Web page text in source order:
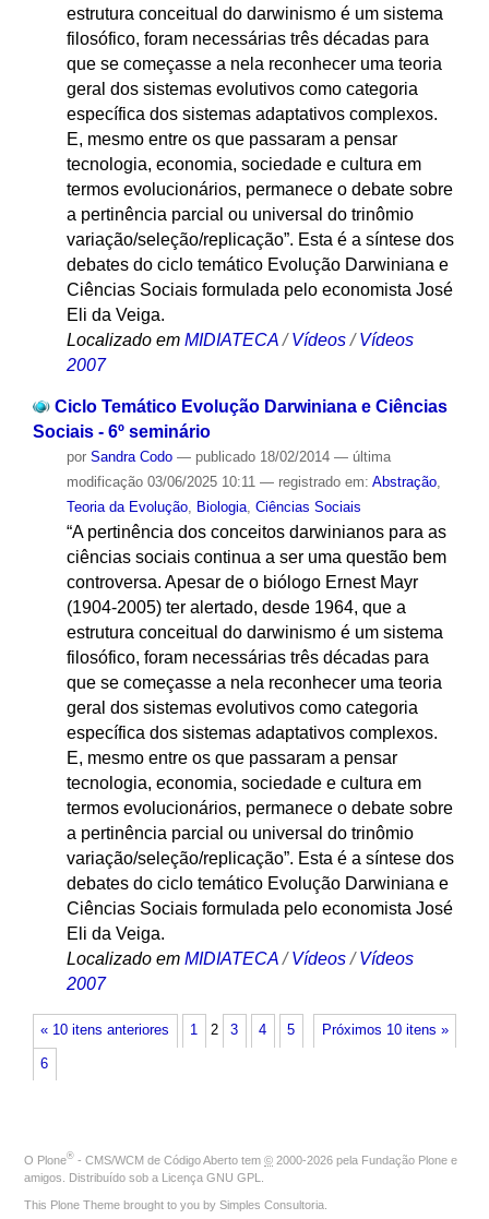
estrutura conceitual do darwinismo é um sistema
filosófico, foram necessárias três décadas para
que se começasse a nela reconhecer uma teoria
geral dos sistemas evolutivos como categoria
específica dos sistemas adaptativos complexos.
E, mesmo entre os que passaram a pensar
tecnologia, economia, sociedade e cultura em
termos evolucionários, permanece o debate sobre
a pertinência parcial ou universal do trinômio
variação/seleção/replicação”. Esta é a síntese dos
debates do ciclo temático Evolução Darwiniana e
Ciências Sociais formulada pelo economista José
Eli da Veiga.
Localizado em MIDIATECA /Vídeos /Vídeos
2007
Ciclo Temático Evolução Darwiniana e Ciências
Sociais - 6º seminário
por Sandra Codo — publicado18/02/2014 — última
modificação03/06/2025 10:11 — registrado em: Abstração,
Teoria da Evolução, Biologia, Ciências Sociais
“A pertinência dos conceitos darwinianos para as
ciências sociais continua a ser uma questão bem
controversa. Apesar de o biólogo Ernest Mayr
(1904-2005) ter alertado, desde 1964, que a
estrutura conceitual do darwinismo é um sistema
filosófico, foram necessárias três décadas para
que se começasse a nela reconhecer uma teoria
geral dos sistemas evolutivos como categoria
específica dos sistemas adaptativos complexos.
E, mesmo entre os que passaram a pensar
tecnologia, economia, sociedade e cultura em
termos evolucionários, permanece o debate sobre
a pertinência parcial ou universal do trinômio
variação/seleção/replicação”. Esta é a síntese dos
debates do ciclo temático Evolução Darwiniana e
Ciências Sociais formulada pelo economista José
Eli da Veiga.
Localizado em MIDIATECA /Vídeos /Vídeos
2007
« 10 itens anteriores Próximos 10 itens »
1 2 3 4 5
6
O Plone® - CMS/WCM de Código Aberto tem © 2000-2026 pela Fundação Plone e
amigos. Distribuído sob a Licença GNU GPL
This Plone Theme brought to you by Simples Consultoria